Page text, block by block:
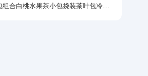
蜜桃乌龙茶包组合白桃水果茶小包袋装茶叶包冷泡茶泡水喝的东西